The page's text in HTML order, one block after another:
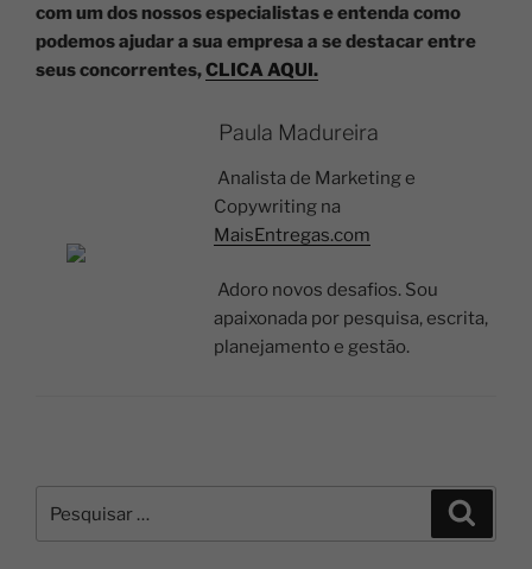
com um dos nossos especialistas e entenda como
podemos ajudar a sua empresa a se destacar entre
seus concorrentes,CLICA AQUI.
Paula Madureira
Analista de Marketing e
Copywriting na
MaisEntregas.com
Adoro novos desafios. Sou
apaixonada por pesquisa, escrita,
planejamento e gestão.